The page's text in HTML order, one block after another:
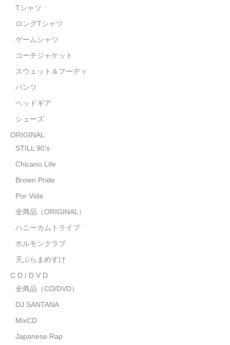
全商品（ORIGINAL）
ハニーカムトライプ
天ぷらまめすけ
C D / D V D
全商品（CD/DVD）
DJ SANTANA
Japanese Rap
MotiveRecords
グ ッ ズ
タオル・リストバンド
トートバッグ
Tシャツ
ロングTシャツ
ゲームシャツ
コーチジャケット
スウェット＆フーディ
パンツ
ヘッドギア
シューズ
ORIGINAL
STILL 90’s
Chicano Life
Brown Pride
Por Vida
全商品（ORIGINAL）
ハニーカムトライプ
ホルモンクラブ
天ぷらまめすけ
C D / D V D
全商品（CD/DVD）
DJ SANTANA
MixCD
Japanese Rap